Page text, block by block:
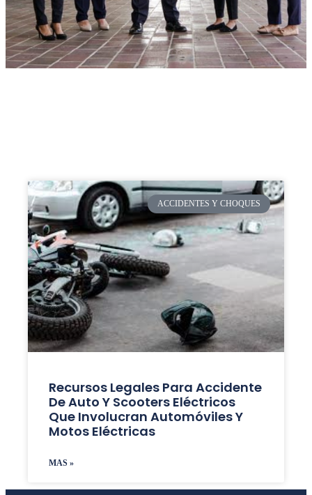
ACCIDENTES Y CHOQUES
Recursos Legales Para Accidente
De Auto Y Scooters Eléctricos
Que Involucran Automóviles Y
Motos Eléctricas
MAS »